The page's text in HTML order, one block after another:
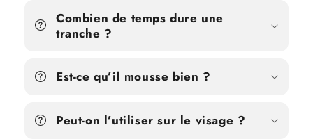
Combien de temps dure une
tranche ?
Est-ce qu’il mousse bien ?
Peut-on l’utiliser sur le visage ?